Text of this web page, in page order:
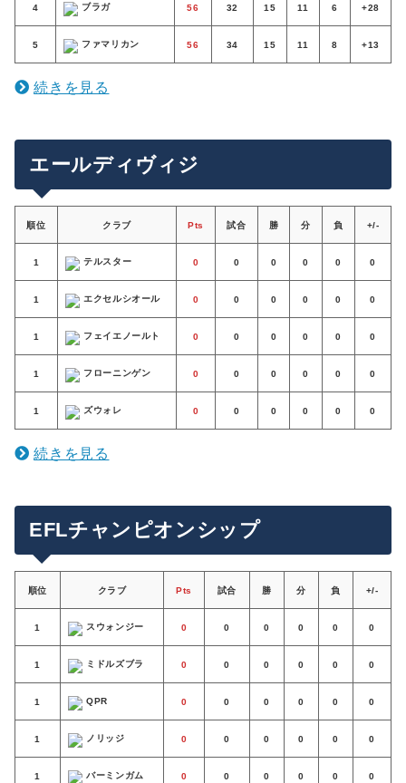
4 ブラガ 56 32 15 11 6 +28
5 ファマリカン 56 34 15 11 8 +13
続きを見る
エールディヴィジ
順位 クラブ Pts 試合 勝 分 負 +/-
1 テルスター 0 0 0 0 0 0
1 エクセルシオール 0 0 0 0 0 0
1 フェイエノールト 0 0 0 0 0 0
1 フローニンゲン 0 0 0 0 0 0
1 ズウォレ 0 0 0 0 0 0
続きを見る
EFLチャンピオンシップ
順位 クラブ Pts 試合 勝 分 負 +/-
1 スウォンジー 0 0 0 0 0 0
1 ミドルズブラ 0 0 0 0 0 0
1 QPR 0 0 0 0 0 0
1 ノリッジ 0 0 0 0 0 0
1 バーミンガム 0 0 0 0 0 0